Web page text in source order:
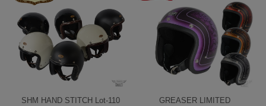
SHM HAND STITCH Lot-110
GREASER LIMITED